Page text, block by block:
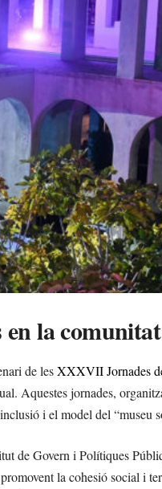
en la comunitat
de lesXXXVII Jornades
Aquestes jornades,
i el model del “museu
de Govern i Polítiques
la cohesió social i